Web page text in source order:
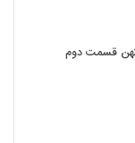
قسمت دوم